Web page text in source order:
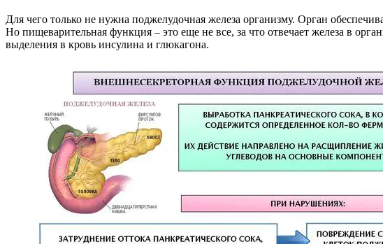
Для чего только не нужна поджелудочная железа организму. Орган
Но пищеварительная функция – это еще не все, за что отвечает железа в
выделения в кровь инсулина и глюкагона.